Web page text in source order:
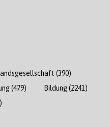
(390)
(479) Bildung(2241)